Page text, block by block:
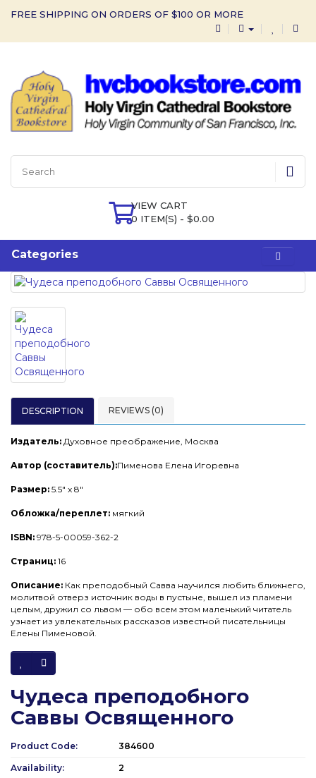
FREE SHIPPING ON ORDERS OF $100 OR MORE
VIEW CART
0 ITEM(S) - $0.00
Categories
DESCRIPTION REVIEWS (0)
Издатель: Духовное преображение, Москва
Автор (составитель):Пименова Елена Игоревна
Размер: 5.5" x 8"
Обложка/переплет: мягкий
ISBN: 978-5-00059-362-2
Страниц: 16
Описание: Как преподобный Савва научился любить ближнего,
молитвой отверз источник воды в пустыне, вышел из пламени
целым, дружил со львом — обо всем этом маленький читатель
узнает из увлекательных рассказов известной писательницы
Елены Пименовой.
Чудеса преподобного
Саввы Освященного
Product Code: 384600
Availability: 2